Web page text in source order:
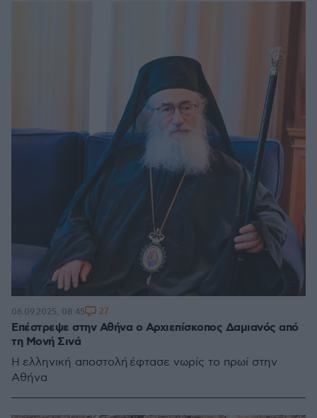
Επέστρεψε στην Αθήνα ο Αρχιεπίσκοπος Δαμιανός από
τη Μονή Σινά
Η ελληνική αποστολή έφτασε νωρίς το πρωί στην
Αθήνα
06.09.2025, 08:45 27